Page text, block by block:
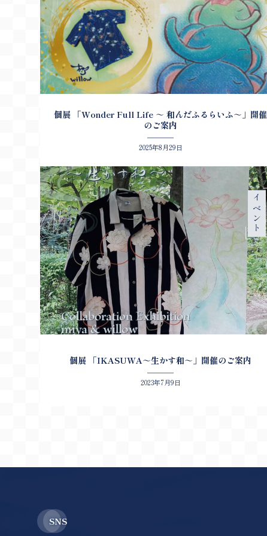
個展 「Wonder Full Life ～ 和んだふるらいふ～」開催
のご案内
2025年8月29日
イベント
個展 「IKASUWA～生かす和～」開催のご案内
2023年7月9日
SNS